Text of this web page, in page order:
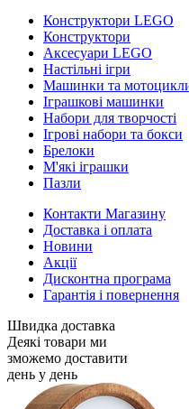
Конструктори LEGO
Конструктори
Аксесуари LEGO
Настільні ігри
Машинки та
Іграшкові машинки
Набори для творчості
Ігрові набори та бокси
Брелоки
М'які іграшки
Пазли
Контакти Магазину
Доставка і оплата
Новини
Акції
Дисконтна програма
Гарантія і повернення
Швидка доставка
Деякі товари ми
зможемо доставити
день у день